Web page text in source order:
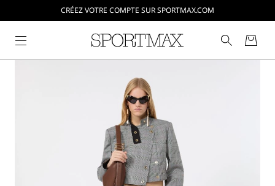
CRÉEZ VOTRE COMPTE SUR SPORTMAX.COM